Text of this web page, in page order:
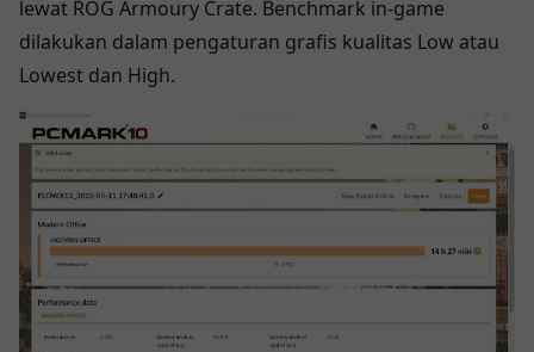
lewat ROG Armoury Crate. Benchmark in-game
dilakukan dalam pengaturan grafis kualitas Low atau
Lowest dan High.